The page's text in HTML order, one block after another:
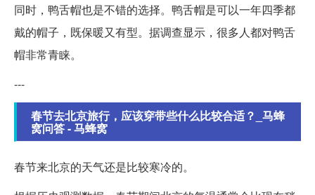
同时，鸭舌帽也是不错的选择。鸭舌帽是可以一年四季都
戴的帽子，既保暖又有型。据调查显示，很多人都对鸭舌
帽非常青睐。
---
春节去北京旅行，应该穿带些什么比较合适？_马蜂
窝问答 - 马蜂窝
春节来北京的天气还是比较寒冷的。